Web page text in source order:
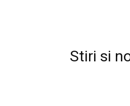
Stiri si